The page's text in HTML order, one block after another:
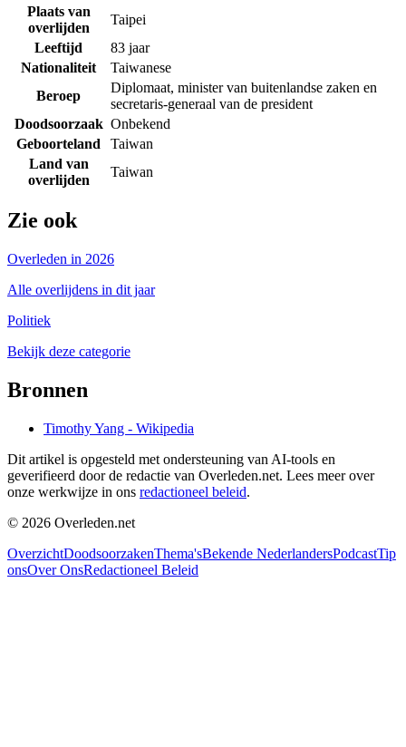
Plaats van
overlijden
Taipei
Leeftijd
83 jaar
Nationaliteit
Taiwanese
Beroep
Diplomaat, minister van buitenlandse zaken en
secretaris-generaal van de president
Doodsoorzaak Onbekend
Geboorteland
Taiwan
Land van
overlijden
Taiwan
Zie ook
Overleden in 2026
Alle overlijdens in dit jaar
Politiek
Bekijk deze categorie
Bronnen
Timothy Yang - Wikipedia
Dit artikel is opgesteld met ondersteuning van AI-tools en
geverifieerd door de redactie van Overleden.net. Lees meer over
onze werkwijze in ons redactioneel beleid.
© 2026 Overleden.net
OverzichtDoodsoorzakenThema'sBekende NederlandersPodcastTip
onsOver OnsRedactioneel Beleid